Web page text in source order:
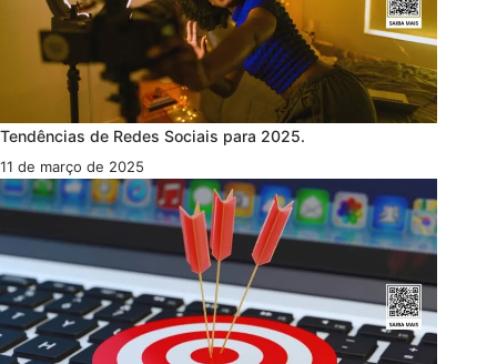
Tendências de Redes Sociais para 2025.
11 de março de 2025